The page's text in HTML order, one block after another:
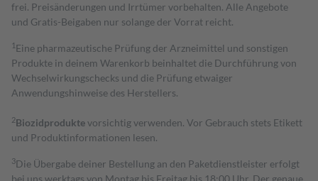
frei. Preisänderungen und Irrtümer vorbehalten. Alle Angebote
und Gratis-Beigaben nur solange der Vorrat reicht.
1 Eine pharmazeutische Prüfung der Arzneimittel und sonstigen
Produkte in deinem Warenkorb beinhaltet die Durchführung von
Wechselwirkungschecks und die Prüfung etwaiger
Anwendungshinweise des Herstellers.
2Biozidproduktevorsichtig verwenden. Vor Gebrauch stets Etikett
und Produktinformationen lesen.
3Die Übergabe deiner Bestellung an den Paketdienstleister erfolgt
bei uns werktags von Montag bis Freitag bis 18:00 Uhr. Der genaue